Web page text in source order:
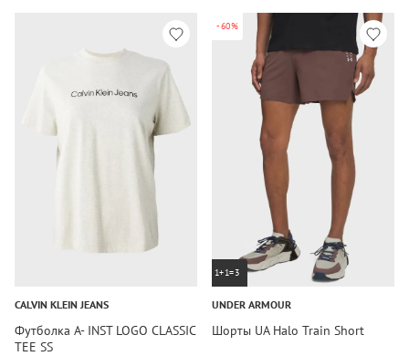
CALVIN KLEIN JEANS
Футболка A- INST LOGO CLASSIC
TEE SS
-60%
1+1=3
UNDER ARMOUR
Шорты UA Halo Train Short